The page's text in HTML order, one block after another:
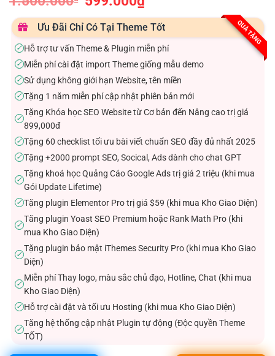
dựa trên
gốc
1.500.000₫.
hiện
là:
599.000₫.
QUÀ TẶNG
Ưu Đãi Chỉ Có Tại Theme Tốt
✓Hỗ trợ tư vấn Theme & Plugin miễn phí
✓Miễn phí cài đặt import Theme giống mẫu demo
✓Sử dụng không giới hạn Website, tên miền
✓Tặng 1 năm miễn phí cập nhật phiên bản mới
✓
Tặng Khóa học SEO Website từ Cơ bản đến Nâng cao trị giá
899,000đ
✓Tặng 60 checklist tối ưu bài viết chuẩn SEO đầy đủ nhất 2025
✓Tặng +2000 prompt SEO, Socical, Ads dành cho chat GPT
✓
Tặng khoá học Quảng Cáo Google Ads trị giá 2 triệu (khi mua
Gói Update Lifetime)
✓Tặng plugin Elementor Pro trị giá $59 (khi mua Kho Giao Diện)
✓
Tăng plugin Yoast SEO Premium hoặc Rank Math Pro (khi
mua Kho Giao Diện)
✓
Tặng plugin bảo mật iThemes Security Pro (khi mua Kho Giao
Diện)
✓
Miễn phí Thay logo, màu sắc chủ đạo, Hotline, Chat (khi mua
Kho Giao Diện)
✓Hỗ trợ cài đặt và tối ưu Hosting (khi mua Kho Giao Diện)
✓
Tặng hệ thống cập nhật Plugin tự động (Độc quyền Theme
TỐT)